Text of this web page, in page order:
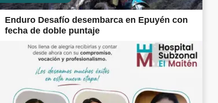
Enduro Desafío desembarca en Epuyén con
fecha de doble puntaje